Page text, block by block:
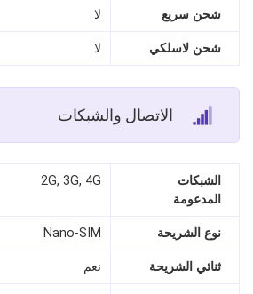
شحن سريع لا
شحن لاسلكي لا
الاتصال والشبكات
الشبكات
المدعومة
2G, 3G, 4G
نوع الشريحة Nano‑SIM
ثنائي الشريحة نعم